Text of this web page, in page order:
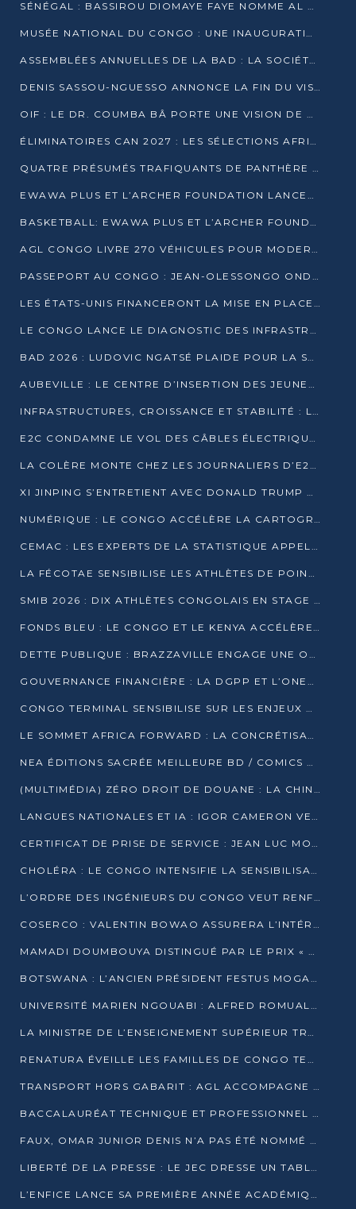
SÉNÉGAL : BASSIROU DIOMAYE FAYE NOMME AL AMINOU LÔ PREMIER MINISTRE
MUSÉE NATIONAL DU CONGO : UNE INAUGURATION PORTEUSE D’ESPOIR POUR LA CULTURE
ASSEMBLÉES ANNUELLES DE LA BAD : LA SOCIÉTÉ CIVILE CONGOLAISE À LA RECHERCHE DE PARTENAIRES POUR SES PROJETS
DENIS SASSOU-NGUESSO ANNONCE LA FIN DU VISA POUR LES AFRICAINS EN 2027
OIF : LE DR. COUMBA BÂ PORTE UNE VISION DE DIALOGUE, DE STABILITÉ ET DE RÉFORME À LA TÊTE
ÉLIMINATOIRES CAN 2027 : LES SÉLECTIONS AFRICAINES CONNAISSENT LEURS ADVERSAIRES
QUATRE PRÉSUMÉS TRAFIQUANTS DE PANTHÈRE ARRÊTÉS À EWO
EWAWA PLUS ET L’ARCHER FOUNDATION LANCENT UN CAMP DE BASKET POUR LES JEUNES À BRAZZAVILLE
BASKETBALL: EWAWA PLUS ET L’ARCHER FOUNDATION LANCENT UN CAMP POUR LES JEUNES
AGL CONGO LIVRE 270 VÉHICULES POUR MODERNISER LE TRANSPORT URBAIN
PASSEPORT AU CONGO : JEAN-OLESSONGO ONDAYE VEUT METTRE FIN AUX LENTEURS ADMINISTRATIVES
LES ÉTATS-UNIS FINANCERONT LA MISE EN PLACE DE JUSQU’À 50 CLINIQUES DE LUTTE CONTRE L’EBOLA
LE CONGO LANCE LE DIAGNOSTIC DES INFRASTRUCTURES SPORTIVES DU COMPLEXE DE KINTÉLÉ
BAD 2026 : LUDOVIC NGATSÉ PLAIDE POUR LA SOUVERAINETÉ FINANCIÈRE AFRICAINE
AUBEVILLE : LE CENTRE D’INSERTION DES JEUNES PRÊT À OUVRIR SES PORTES
INFRASTRUCTURES, CROISSANCE ET STABILITÉ : LA GUINÉE AFFÛTE SES AMBITIONS
E2C CONDAMNE LE VOL DES CÂBLES ÉLECTRIQUES APRÈS UNE VIDÉO VIRALE
LA COLÈRE MONTE CHEZ LES JOURNALIERS D’E2C QUI DÉNONCENT 20 ANS DE PRÉCARITÉ
XI JINPING S’ENTRETIENT AVEC DONALD TRUMP À BEIJING
NUMÉRIQUE : LE CONGO ACCÉLÈRE LA CARTOGRAPHIE DE SES INFRASTRUCTURES DIGITALES
CEMAC : LES EXPERTS DE LA STATISTIQUE APPELLENT À RENFORCER LA SÉCURISATION DES DONNÉES
LA FÉCOTAE SENSIBILISE LES ATHLÈTES DE POINTE-NOIRE À L’HYGIÈNE ALIMENTA
SMIB 2026 : DIX ATHLÈTES CONGOLAIS EN STAGE AU KENYA
FONDS BLEU : LE CONGO ET LE KENYA ACCÉLÈRENT LA MOBILISATION DES FINANCEMENTS
DETTE PUBLIQUE : BRAZZAVILLE ENGAGE UNE OPÉRATION DE RACHAT DE 575 MILLIONS DE DOLLARS
GOUVERNANCE FINANCIÈRE : LA DGPP ET L’ONEC-C VERS UN PARTENARIAT POUR ASSAINIR LES ENTREPRISES PUBLIQUES
CONGO TERMINAL SENSIBILISE SUR LES ENJEUX DE LA SANTÉ MENTALE EN
LE SOMMET AFRICA FORWARD : LA CONCRÉTISATION DE PARTENARIATS ÉQUILIBRÉS ET TOURNÉS VERS L’AVENIR ENTRE LE CONTINENT AFRICAIN ET LA FRANCE
NEA ÉDITIONS SACRÉE MEILLEURE BD / COMICS D’AFRIQUE AU KENYA
(MULTIMÉDIA) ZÉRO DROIT DE DOUANE : LA CHINE ET L’AFRIQUE VERS UNE PROXIMITÉ SANS PRÉCÉDENT (PAPIER GÉNÉRAL)
LANGUES NATIONALES ET IA : IGOR CAMERON VEUT ARRIMER LA STRATÉGIE IA À LA LOI SUR LA RECHERCHE
CERTIFICAT DE PRISE DE SERVICE : JEAN LUC MOUTHOU DÉMENT UNE « FAKE NEWS »
CHOLÉRA : LE CONGO INTENSIFIE LA SENSIBILISATION AU MARCHÉ DE TALANGAÏ
L’ORDRE DES INGÉNIEURS DU CONGO VEUT RENFORCER L’ÉTHIQUE ET LA CRÉDIBILITÉ DE LA PROFESSION
COSERCO : VALENTIN BOWAO ASSURERA L’INTÉRIM À LA TÊTE DU BUREAU EXÉCUTIF NATIONAL
MAMADI DOUMBOUYA DISTINGUÉ PAR LE PRIX « SUPER GRAND BÂTISSEUR BABACAR N’DIAYE »
BOTSWANA : L’ANCIEN PRÉSIDENT FESTUS MOGAE EST MORT À 86 ANS
UNIVERSITÉ MARIEN NGOUABI : ALFRED ROMUALD NGUYA POATY SOUTIENT UNE THÈSE SUR LE PARADOXE DE LA CROISSANCE EN ZONE CEMAC
LA MINISTRE DE L’ENSEIGNEMENT SUPÉRIEUR TRACE SA FEUILLE DE ROUTE
RENATURA ÉVEILLE LES FAMILLES DE CONGO TERMINAL À LA PROTECTION DE L’ENVIRONNEMENT
TRANSPORT HORS GABARIT : AGL ACCOMPAGNE LE DÉVELOPPEMENT DU SECTEUR BRASSICOLE AU CONGO
BACCALAURÉAT TECHNIQUE ET PROFESSIONNEL : 16 352 CANDIDATS LANCÉS DANS LES ÉPREUVES D’EPS
FAUX, OMAR JUNIOR DENIS N’A PAS ÉTÉ NOMMÉ AIDE DE CAMP ADJOINT DE DENIS SASSOU NGUESSO
LIBERTÉ DE LA PRESSE : LE JEC DRESSE UN TABLEAU PRÉOCCUPANT AU CONGO
L’ENFICE LANCE SA PREMIÈRE ANNÉE ACADÉMIQUE AVEC 100 FUTURS ENSEIGNANTS